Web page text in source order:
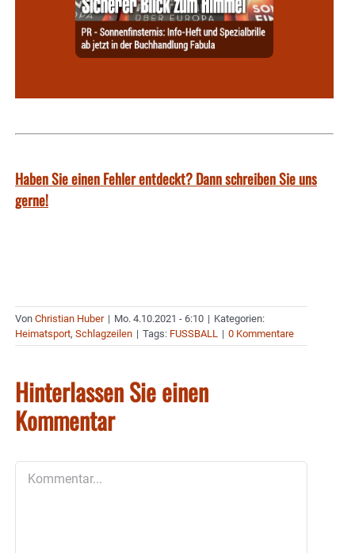
Haben Sie einen Fehler entdeckt? Dann schreiben Sie uns
gerne!
Von Christian Huber | Mo. 4.10.2021 - 6:10 | Kategorien:
Heimatsport, Schlagzeilen | Tags: FUSSBALL | 0 Kommentare
Hinterlassen Sie einen
Kommentar